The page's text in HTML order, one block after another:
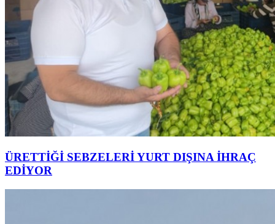
ÜRETTİĞİ SEBZELERİ YURT DIŞINA İHRAÇ
EDİYOR